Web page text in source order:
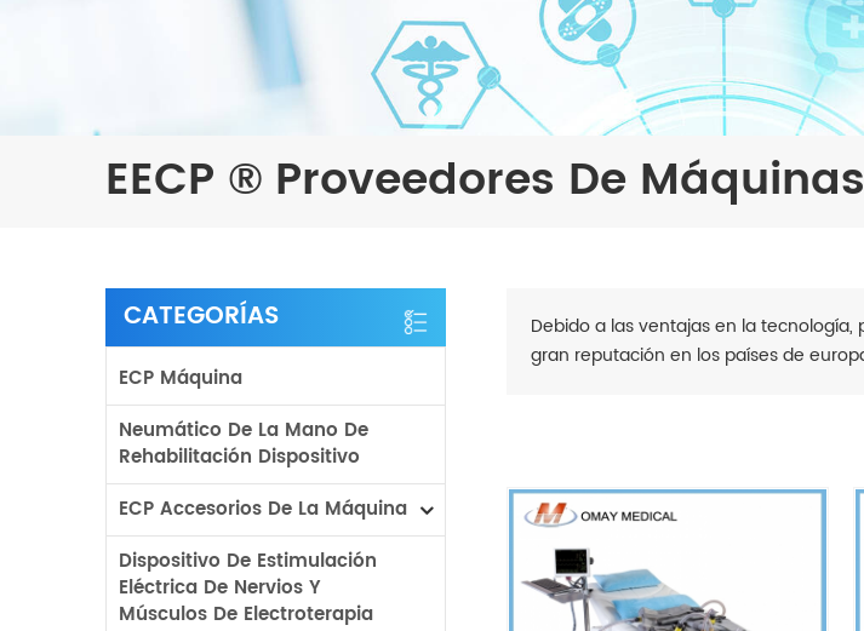
EECP ® Proveedores De Máquinas
CATEGORÍAS
ECP Máquina
Neumático De La Mano De
Rehabilitación Dispositivo
ECP Accesorios De La Máquina
Dispositivo De Estimulación
Eléctrica De Nervios Y
Músculos De Electroterapia
Debido a las ventajas en la
gran reputación en los países de